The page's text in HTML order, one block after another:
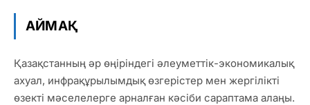
АЙМАҚ
Қазақстанның әр өңіріндегі әлеуметтік-экономикалық
ахуал, инфрақұрылымдық өзгерістер мен жергілікті
өзекті мәселелерге арналған кәсіби сараптама алаңы.